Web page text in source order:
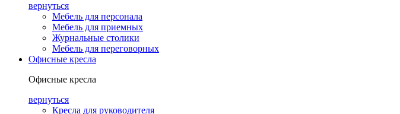
вернуться
Мебель для персонала
Мебель для приемных
Журнальные столики
Мебель для переговорных
Офисные кресла
Офисные кресла
вернуться
Кресла для руководителя